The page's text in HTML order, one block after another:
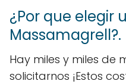
¿Por que elegir
Massamagrell?.
Hay miles y miles de
solicitarnos ¡Estos